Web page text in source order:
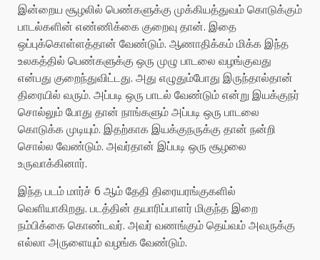
இன்றைய சூழலில் பெண்களுக்கு முக்கியத்துவம் கொடுக்கும்
பாடல்களின் எண்ணிக்கை குறைவு தான். இதை
ஒப்புக்கொள்ளத்தான் வேண்டும். ஆணாதிக்கம் மிக்க இந்த
உலகத்தில் பெண்களுக்கு ஒரு முழு பாடலை வழங்குவது
என்பது குறைந்துவிட்டது. அது எழுதும்போது இருந்தால்தான்
திரையில் வரும். அப்படி ஒரு பாடல் வேண்டும் என்று இயக்குநர்
சொல்லும் போது தான் நாங்களும் அப்படி ஒரு பாடலை
கொடுக்க முடியும். இதற்காக இயக்குநருக்கு தான் நன்றி
சொல்ல வேண்டும். அவர்தான் இப்படி ஒரு சூழலை
உருவாக்கினார்.
இந்த படம் மார்ச் 6 ஆம் தேதி திரையரங்குகளில்
வெளியாகிறது. படத்தின் தயாரிப்பாளர் மிகுந்த இறை
நம்பிக்கை கொண்டவர். அவர் வணங்கும் தெய்வம் அவருக்கு
எல்லா அருளையும் வழங்க வேண்டும்.